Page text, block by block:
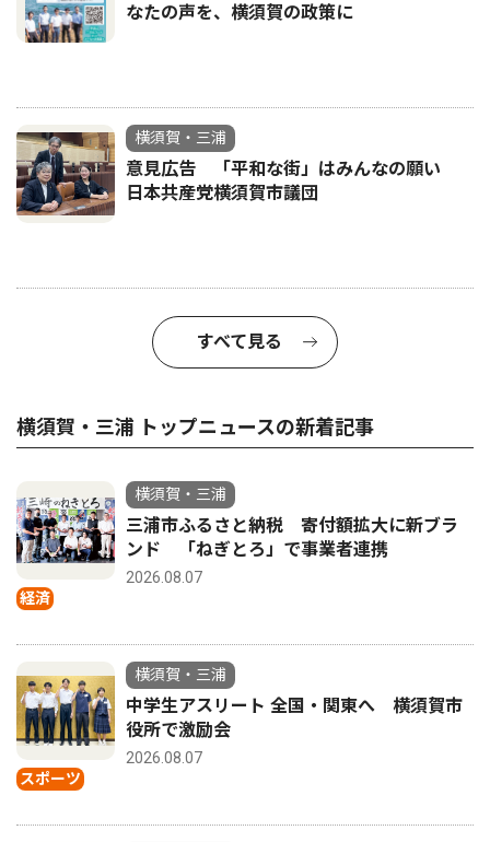
なたの声を、横須賀の政策に
横須賀・三浦
意見広告 「平和な街」はみんなの願い
日本共産党横須賀市議団
すべて見る
横須賀・三浦 トップニュースの新着記事
経済
横須賀・三浦
三浦市ふるさと納税 寄付額拡大に新ブラ
ンド 「ねぎとろ」で事業者連携
2026.08.07
スポーツ
横須賀・三浦
中学生アスリート 全国・関東へ 横須賀市
役所で激励会
2026.08.07